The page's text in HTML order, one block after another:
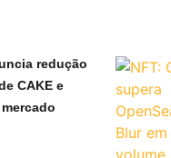
redução
CAKE e